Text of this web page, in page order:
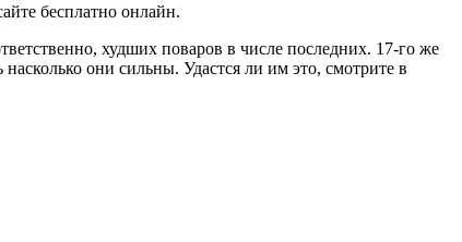
бесплатно онлайн.
худших поваров в числе последних. 17-го же
они сильны. Удастся ли им это, смотрите в